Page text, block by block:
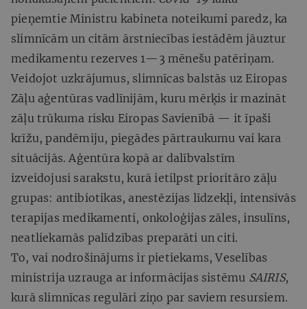
pieņemtie Ministru kabineta noteikumi paredz, ka
slimnīcām un citām ārstniecības iestādēm jāuztur
medikamentu rezerves 1—3 mēnešu patēriņam.
Veidojot uzkrājumus, slimnīcas balstās uz Eiropas
Zāļu aģentūras vadlīnijām, kuru mērķis ir mazināt
zāļu trūkuma risku Eiropas Savienībā — it īpaši
krīžu, pandēmiju, piegādes pārtraukumu vai kara
situācijās. Aģentūra kopā ar dalībvalstīm
izveidojusi sarakstu, kurā ietilpst prioritāro zāļu
grupas: antibiotikas, anestēzijas līdzekļi, intensīvās
terapijas medikamenti, onkoloģijas zāles, insulīns,
neatliekamās palīdzības preparāti un citi.
To, vai nodrošinājums ir pietiekams, Veselības
ministrija uzrauga ar informācijas sistēmu SAIRIS,
kurā slimnīcas regulāri ziņo par saviem resursiem.